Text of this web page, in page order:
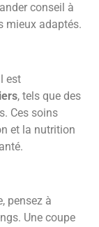
conseil à
mieux adaptés.
est
, tels que des
Ces soins
et la nutrition
pensez à
Une coupe